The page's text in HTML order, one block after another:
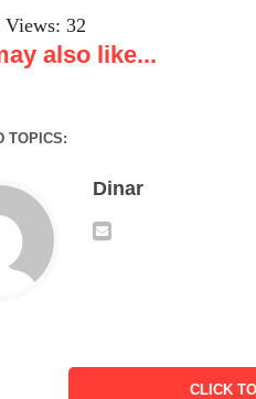
Views: 32
also like...
TOPICS:
Dinar
CLICK